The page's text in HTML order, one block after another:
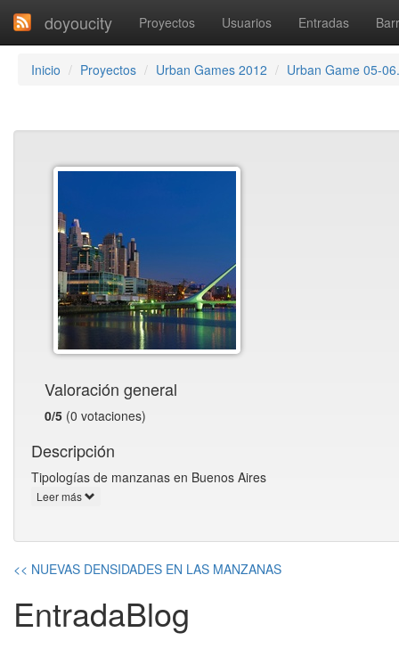
doyoucity Proyectos Usuarios Entradas
Inicio Proyectos Urban Games 2012 Urban Game 05-
Valoración general
0/5 (0 votaciones)
Descripción
Tipologías de manzanas en Buenos Aires
Leer más
<< NUEVAS DENSIDADES EN LAS MANZANAS
EntradaBlog